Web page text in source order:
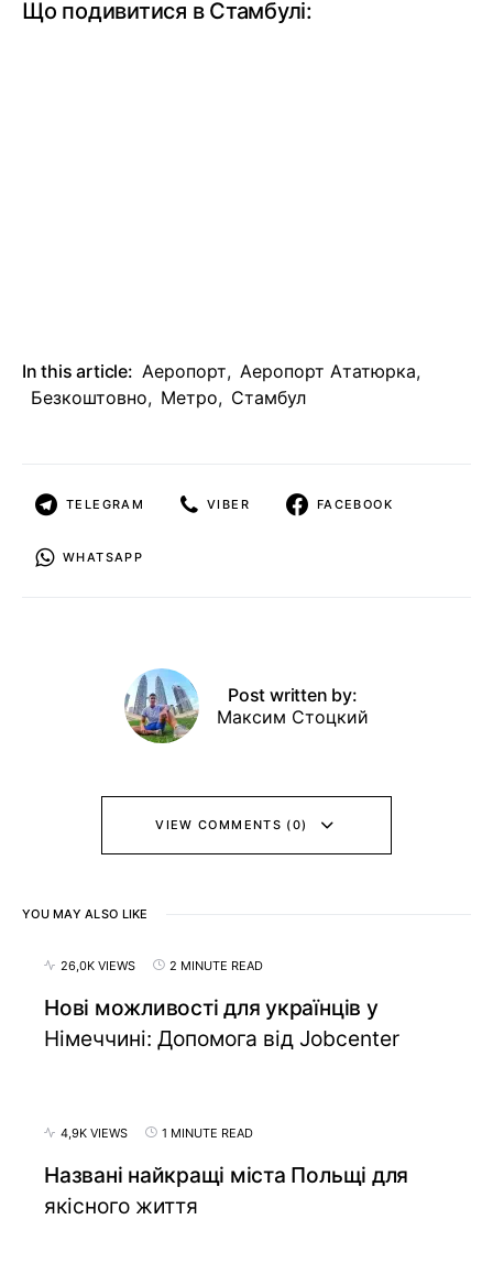
Що подивитися в Стамбулі:
In this article: Аеропорт, Аеропорт Ататюрка,
Безкоштовно, Метро, Стамбул
TELEGRAM VIBER FACEBOOK
WHATSAPP
Post written by:
Максим Стоцкий
VIEW COMMENTS (0)
YOU MAY ALSO LIKE
26,0K VIEWS 2 MINUTE READ
Нові можливості для українців у
Німеччині: Допомога від Jobcenter
4,9K VIEWS 1 MINUTE READ
Названі найкращі міста Польщі для
якісного життя